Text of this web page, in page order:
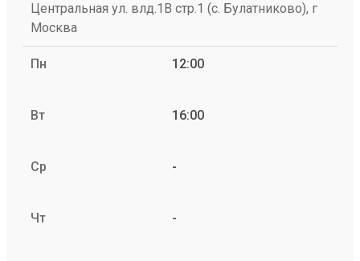
Центральная ул. влд.1В стр.1 (с. Булатниково), г
Москва
Пн 12:00
Вт 16:00
Ср -
Чт -